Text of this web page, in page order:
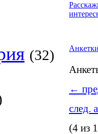
(32)
←
след.
(4 из